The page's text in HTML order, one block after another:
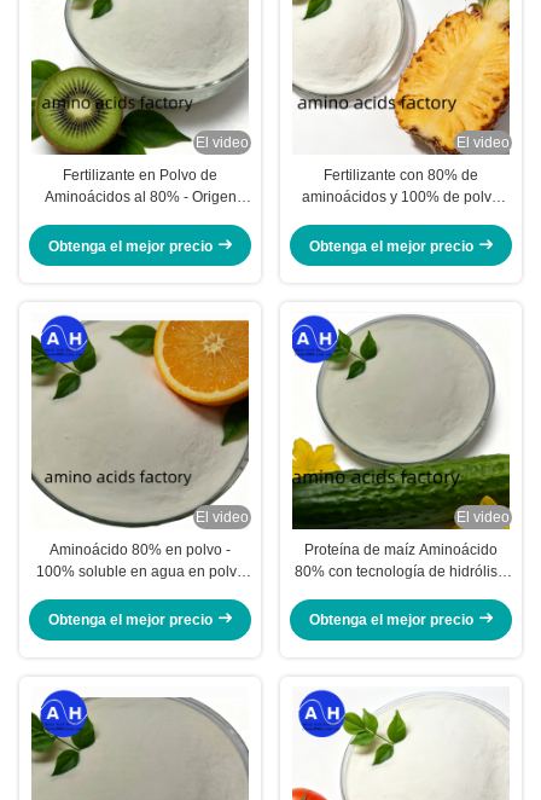
El video
Fertilizante en Polvo de
Aminoácidos al 80% - Origen
con 80% de Aminoácidos Totales
Obtenga el mejor precio
El video
Fertilizante con 80% de
aminoácidos y 100% de polvo
agricultura orgánica
Obtenga el mejor precio
El video
Aminoácido 80% en polvo -
100% soluble en agua en polvo
orgánico para la nutrición de los
Obtenga el mejor precio
El video
Proteína de maíz Aminoácido
80% con tecnología de hidrólisis
y fuente no transgénica
Obtenga el mejor precio